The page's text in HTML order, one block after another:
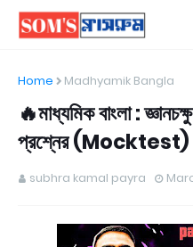
Home Madhyamik Bangla
🔥মাধ্যমিক বাংলা :
প্রশ্নের
subhra kamal payra